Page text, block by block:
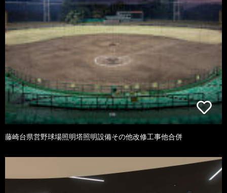
藤崎台県営野球場照明塔照明設備その他改修工事他合併